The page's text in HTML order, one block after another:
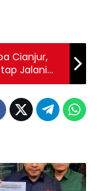
Cianjur,
Jalani